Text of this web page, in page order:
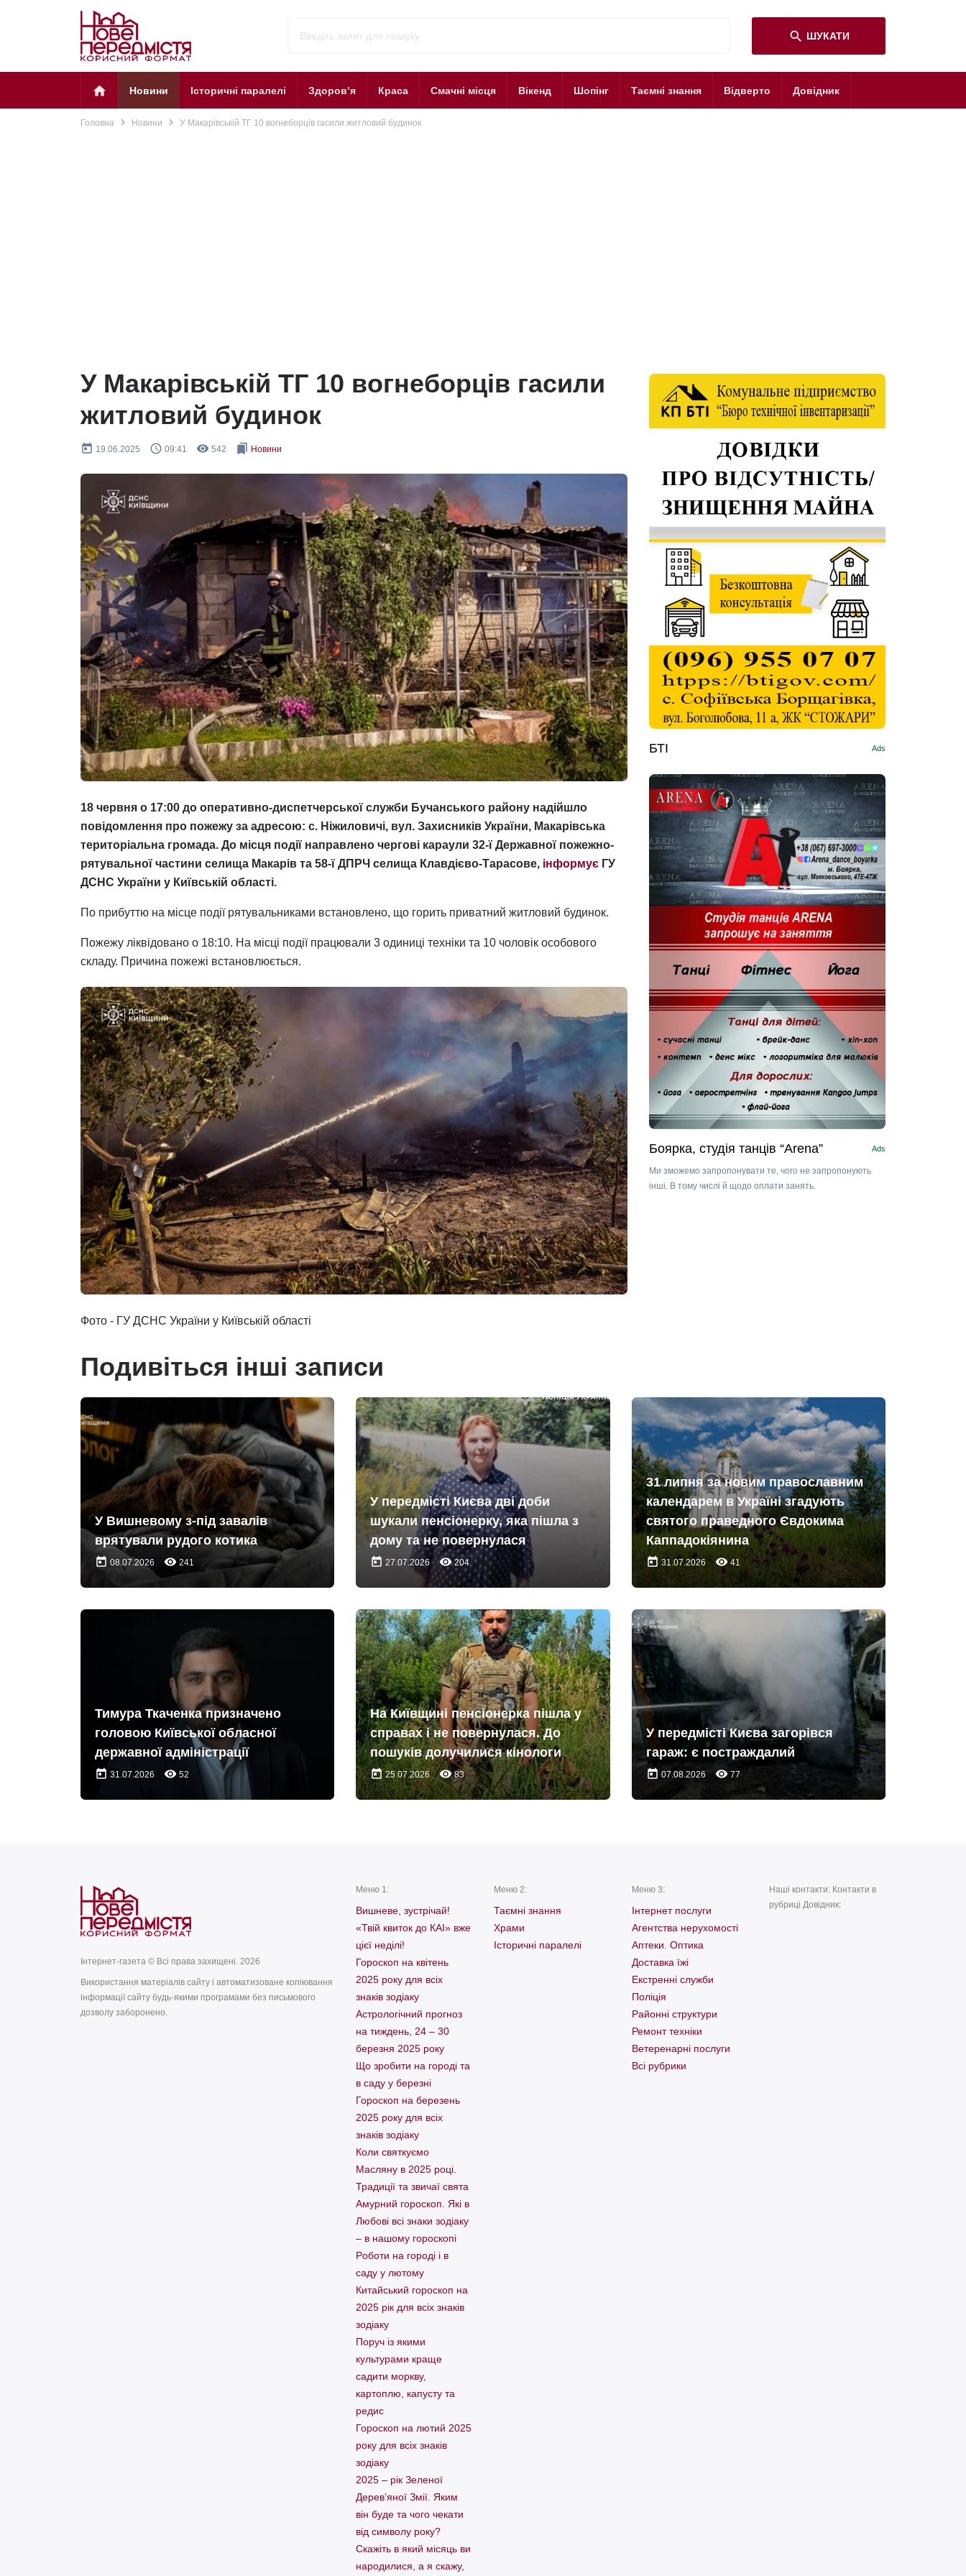
search ШУКАТИ
home Новини Історичні паралелі Здоров’я Краса Смачні місця Вікенд Шопінг Таємні знання Відверто Довідник
Головна navigate_next Новини navigate_next У Макарівській ТГ 10 вогнеборців гасили житловий будинок
У Макарівській ТГ 10 вогнеборців гасили
житловий будинок
today 19.06.2025 query_builder 09:41 remove_red_eye 542 bookmarks Новини
18 червня о 17:00 до оперативно-диспетчерської служби Бучанського району надійшло
повідомлення про пожежу за адресою: с. Ніжиловичі, вул. Захисників України, Макарівська
територіальна громада. До місця події направлено чергові караули 32-ї Державної пожежно-
рятувальної частини селища Макарів та 58-ї ДПРЧ селища Клавдієво-Тарасове, інформує ГУ
ДСНС України у Київській області.
По прибуттю на місце події рятувальниками встановлено, що горить приватний житловий будинок.
Пожежу ліквідовано о 18:10. На місці події працювали 3 одиниці техніки та 10 чоловік особового
складу. Причина пожежі встановлюється.
Фото - ГУ ДСНС України у Київській області
БТІ Ads
Боярка, студія танців “Arena” Ads
Ми зможемо запропонувати те, чого не запропонують
інші. В тому числі й щодо оплати занять.
Подивіться інші записи
У Вишневому з-під завалів
врятували рудого котика
today 08.07.2026 remove_red_eye 241
У передмісті Києва дві доби
шукали пенсіонерку, яка пішла з
дому та не повернулася
today 27.07.2026 remove_red_eye204
31 липня за новим православним
календарем в Україні згадують
святого праведного Євдокима
Каппадокіянина
today 31.07.2026 remove_red_eye41
Тимура Ткаченка призначено
головою Київської обласної
державної адміністрації
today 31.07.2026 remove_red_eye 52
На Київщині пенсіонерка пішла у
справах і не повернулася. До
пошуків долучилися кінологи
today25.07.2026 remove_red_eye83
У передмісті Києва загорівся
гараж: є постраждалий
today 07.08.2026 remove_red_eye77
Інтернет-газета © Всі права захищені. 2026
Використання матеріалів сайту і автоматизоване копіювання
інформації сайту будь-якими програмами без письмового
дозволу заборонено.
Меню 1:
Вишневе, зустрічай!
«Твій квиток до КАІ» вже
цієї неділі!
Гороскоп на квітень
2025 року для всіх
знаків зодіаку
Астрологічний прогноз
на тиждень, 24 – 30
березня 2025 року
Що зробити на городі та
в саду у березні
Гороскоп на березень
2025 року для всіх
знаків зодіаку
Коли святкуємо
Масляну в 2025 році.
Традиції та звичаї свята
Амурний гороскоп. Які в
Любові всі знаки зодіаку
– в нашому гороскопі
Pоботи на городі і в
саду у лютому
Китайський гороскоп на
2025 рік для всіх знаків
зодіаку
Поруч із якими
культурами краще
садити моркву,
картоплю, капусту та
редис
Гороскоп на лютий 2025
року для всіх знаків
зодіаку
2025 – рік Зеленої
Дерев’яної Змії. Яким
він буде та чого чекати
від символу року?
Скажіть в який місяць ви
народилися, а я скажу,
Меню 2:
Таємні знання
Храми
Історичні паралелі
Меню 3:
Інтернет послуги
Агентства нерухомості
Аптеки. Оптика
Доставка їжі
Екстренні служби
Поліція
Районні структури
Ремонт техніки
Ветеренарні послуги
Всі рубрики
Наші контакти: Контакти в
рубриці Довідник: